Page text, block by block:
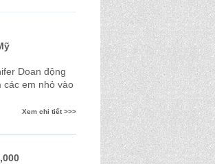
Doan động
các em nhỏ vào
Xem chi tiết >>>